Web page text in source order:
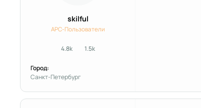
skilful
APC-Пользователи
4.8kсообщения
1.5kРепутация
Город:
Санкт-Петербург